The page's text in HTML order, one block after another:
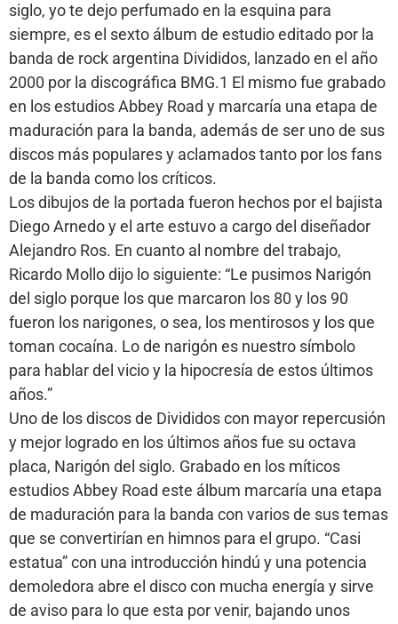
siglo, yo te dejo perfumado en la esquina para
siempre, es el sexto álbum de estudio editado por la
banda de rock argentina Divididos, lanzado en el año
2000 por la discográfica BMG.1 El mismo fue grabado
en los estudios Abbey Road y marcaría una etapa de
maduración para la banda, además de ser uno de sus
discos más populares y aclamados tanto por los fans
de la banda como los críticos.
Los dibujos de la portada fueron hechos por el bajista
Diego Arnedo y el arte estuvo a cargo del diseñador
Alejandro Ros. En cuanto al nombre del trabajo,
Ricardo Mollo dijo lo siguiente: “Le pusimos Narigón
del siglo porque los que marcaron los 80 y los 90
fueron los narigones, o sea, los mentirosos y los que
toman cocaína. Lo de narigón es nuestro símbolo
para hablar del vicio y la hipocresía de estos últimos
años.”
Uno de los discos de Divididos con mayor repercusión
y mejor logrado en los últimos años fue su octava
placa, Narigón del siglo. Grabado en los míticos
estudios Abbey Road este álbum marcaría una etapa
de maduración para la banda con varios de sus temas
que se convertirían en himnos para el grupo. “Casi
estatua” con una introducción hindú y una potencia
demoledora abre el disco con mucha energía y sirve
de aviso para lo que esta por venir, bajando unos